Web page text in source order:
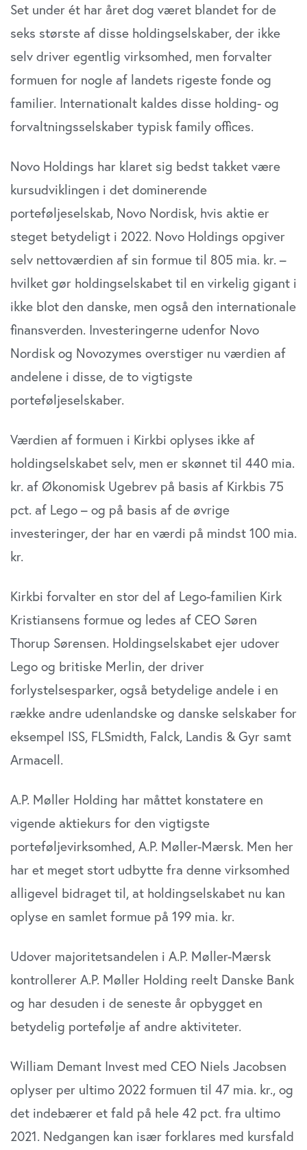
Set under ét har året dog været blandet for de
seks største af disse holdingselskaber, der ikke
selv driver egentlig virksomhed, men forvalter
formuen for nogle af landets rigeste fonde og
familier. Internationalt kaldes disse holding- og
forvaltningsselskaber typisk family offices.
Novo Holdings har klaret sig bedst takket være
kursudviklingen i det dominerende
porteføljeselskab, Novo Nordisk, hvis aktie er
steget betydeligt i 2022. Novo Holdings opgiver
selv nettoværdien af sin formue til 805 mia. kr. –
hvilket gør holdingselskabet til en virkelig gigant i
ikke blot den danske, men også den internationale
finansverden. Investeringerne udenfor Novo
Nordisk og Novozymes overstiger nu værdien af
andelene i disse, de to vigtigste
porteføljeselskaber.
Værdien af formuen i Kirkbi oplyses ikke af
holdingselskabet selv, men er skønnet til 440 mia.
kr. af Økonomisk Ugebrev på basis af Kirkbis 75
pct. af Lego – og på basis af de øvrige
investeringer, der har en værdi på mindst 100 mia.
kr.
Kirkbi forvalter en stor del af Lego-familien Kirk
Kristiansens formue og ledes af CEO Søren
Thorup Sørensen. Holdingselskabet ejer udover
Lego og britiske Merlin, der driver
forlystelsesparker, også betydelige andele i en
række andre udenlandske og danske selskaber for
eksempel ISS, FLSmidth, Falck, Landis & Gyr samt
Armacell.
A.P. Møller Holding har måttet konstatere en
vigende aktiekurs for den vigtigste
porteføljevirksomhed, A.P. Møller-Mærsk. Men her
har et meget stort udbytte fra denne virksomhed
alligevel bidraget til, at holdingselskabet nu kan
oplyse en samlet formue på 199 mia. kr.
Udover majoritetsandelen i A.P. Møller-Mærsk
kontrollerer A.P. Møller Holding reelt Danske Bank
og har desuden i de seneste år opbygget en
betydelig portefølje af andre aktiviteter.
William Demant Invest med CEO Niels Jacobsen
oplyser per ultimo 2022 formuen til 47 mia. kr., og
det indebærer et fald på hele 42 pct. fra ultimo
2021. Nedgangen kan især forklares med kursfald